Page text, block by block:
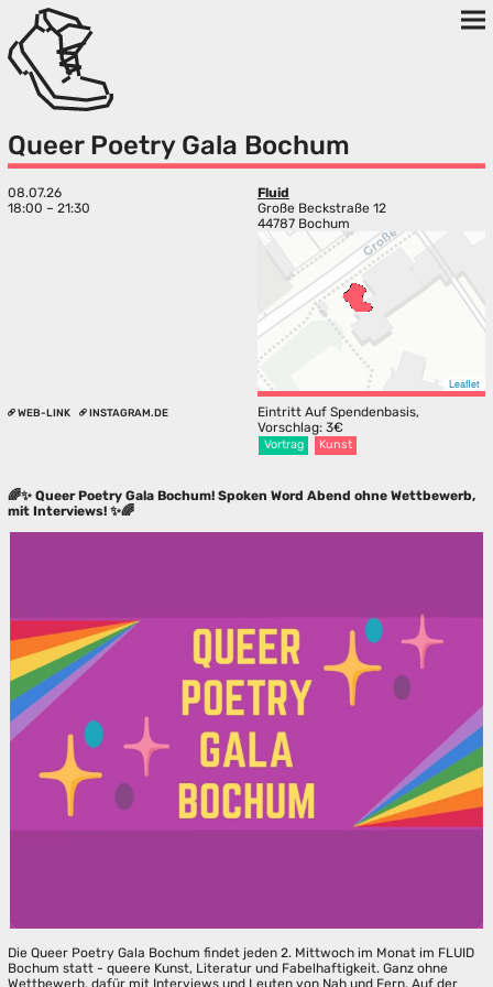
Queer Poetry Gala Bochum
08.07.26
18:00 – 21:30
Fluid
Große Beckstraße 12
44787 Bochum
Leaflet
WEB-LINK INSTAGRAM.DE
Eintritt Auf Spendenbasis,
Vorschlag: 3€
Vortrag Kunst
🌈✨ Queer Poetry Gala Bochum! Spoken Word Abend ohne Wettbewerb,
mit Interviews! ✨🌈
Die Queer Poetry Gala Bochum findet jeden 2. Mittwoch im Monat im FLUID
Bochum statt - queere Kunst, Literatur und Fabelhaftigkeit. Ganz ohne
Wettbewerb, dafür mit Interviews und Leuten von Nah und Fern. Auf der